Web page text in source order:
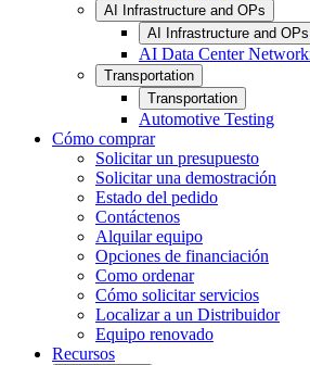
AI Infrastructure and OPs
AI Infrastructure and OPs
AI Data Center
Transportation
Transportation
Automotive Testing
Cómo comprar
Solicitar un presupuesto
Solicitar una demostración
Estado del pedido
Contáctenos
Alquilar equipo
Opciones de financiación
Como ordenar
Cómo solicitar servicios
Localizar a un Distribuidor
Equipo renovado
Recursos